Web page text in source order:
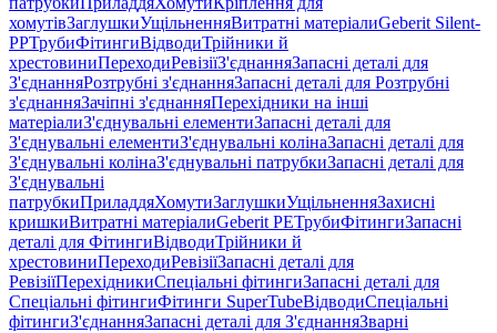
хомутівЗаглушкиУщільненняВитратні матеріалиGeberit Silent-
PPТрубиФітингиВідводиТрійники й
хрестовиниПереходиРевізіїЗ'єднанняЗапасні деталі для
З'єднанняРозтрубні з'єднанняЗапасні деталі для Розтрубні
з'єднанняЗачіпні з'єднанняПерехідники на інші
матеріалиЗ'єднувальні елементиЗапасні деталі для
З'єднувальні елементиЗ'єднувальні колінаЗапасні деталі для
З'єднувальні колінаЗ'єднувальні патрубкиЗапасні деталі для
З'єднувальні
патрубкиПриладдяХомутиЗаглушкиУщільненняЗахисні
кришкиВитратні матеріалиGeberit PEТрубиФітингиЗапасні
деталі для ФітингиВідводиТрійники й
хрестовиниПереходиРевізіїЗапасні деталі для
РевізіїПерехідникиСпеціальні фітингиЗапасні деталі для
Спеціальні фітингиФітинги SuperTubeВідводиСпеціальні
фітингиЗ'єднанняЗапасні деталі для З'єднанняЗварні